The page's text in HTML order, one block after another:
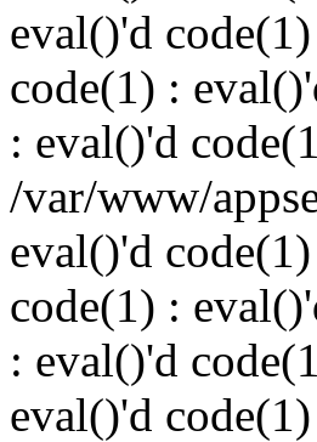
eval()'d
code(1) :
: eval()'d
/var/www/
eval()'d
code(1) :
: eval()'d
eval()'d